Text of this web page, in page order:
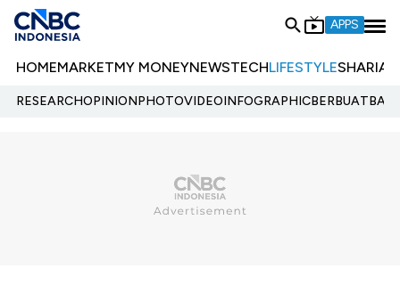
APPS
HOMEMARKETMY MONEYNEWSTECHLIFESTYLESHARIA
RESEARCHOPINIONPHOTOVIDEOINFOGRAPHIC